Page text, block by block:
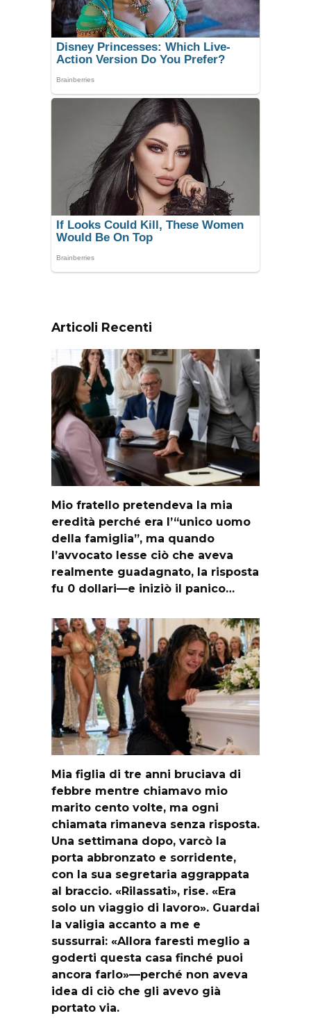
Articoli Recenti
Mio fratello pretendeva la mia
eredità perché era l’“unico uomo
della famiglia”, ma quando
l’avvocato lesse ciò che aveva
realmente guadagnato, la risposta
fu 0 dollari—e iniziò il panico…
Mia figlia di tre anni bruciava di
febbre mentre chiamavo mio
marito cento volte, ma ogni
chiamata rimaneva senza risposta.
Una settimana dopo, varcò la
porta abbronzato e sorridente,
con la sua segretaria aggrappata
al braccio. «Rilassati», rise. «Era
solo un viaggio di lavoro». Guardai
la valigia accanto a me e
sussurrai: «Allora faresti meglio a
goderti questa casa finché puoi
ancora farlo»—perché non aveva
idea di ciò che gli avevo già
portato via.